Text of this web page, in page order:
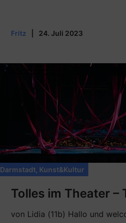
Fritz 24. Juli 2023
Darmstadt Kunst&Kultur
Tolles im Theater –
von Lidia (11b) Hallo und